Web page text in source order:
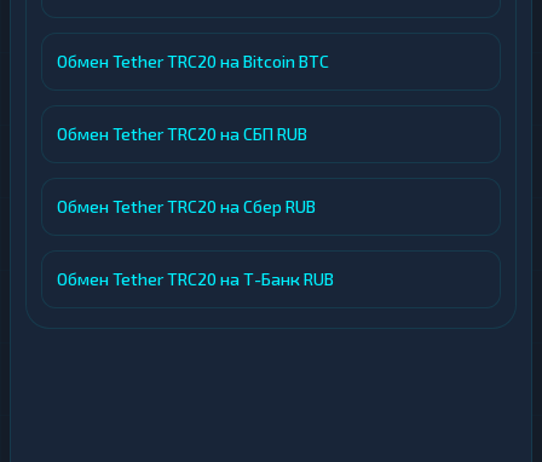
Обмен Tether TRC20 на Bitcoin BTC
Обмен Tether TRC20 на СБП RUB
Обмен Tether TRC20 на Сбер RUB
Обмен Tether TRC20 на Т-Банк RUB